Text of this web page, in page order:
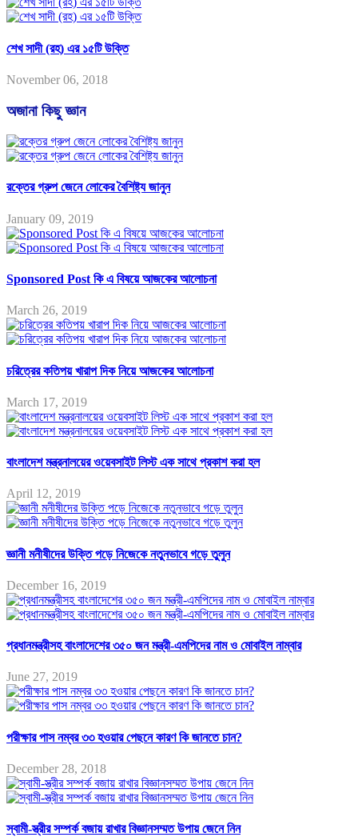
শেখ সাদী (রহ) এর ১৫টি উক্তি
November 06, 2018
অজানা কিছু জ্ঞান
রক্তের গ্রুপ জেনে লোকের বৈশিষ্ট্য জানুন
January 09, 2019
Sponsored Post কি এ বিষয়ে আজকের আলোচনা
March 26, 2019
চরিত্রের কতিপয় খারাপ দিক নিয়ে আজকের আলোচনা
March 17, 2019
বাংলাদেশ মন্ত্রনালয়ের ওয়েবসাইট লিস্ট এক সাথে প্রকাশ করা হল
April 12, 2019
জ্ঞানী মনীষীদের উক্তি পড়ে নিজেকে নতুনভাবে গড়ে তুলুন
December 16, 2019
প্রধানমন্ত্রীসহ বাংলাদেশের ৩৫০ জন মন্ত্রী-এমপিদের নাম ও মোবাইল নাম্বার
June 27, 2019
পরীক্ষার পাস নম্বর ৩৩ হওয়ার পেছনে কারণ কি জানতে চান?
December 28, 2018
স্বামী-স্ত্রীর সম্পর্ক বজায় রাখার বিজ্ঞানসম্মত উপায় জেনে নিন